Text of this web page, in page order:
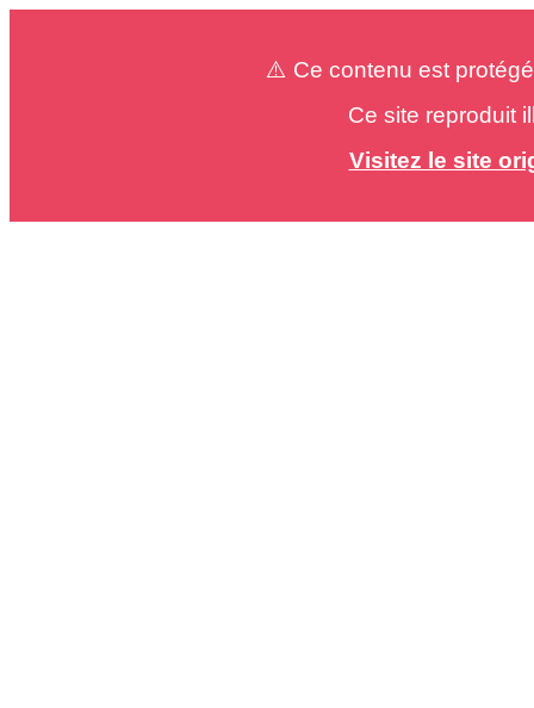
⚠️ Ce contenu est
Ce site reproduit
Visitez le site